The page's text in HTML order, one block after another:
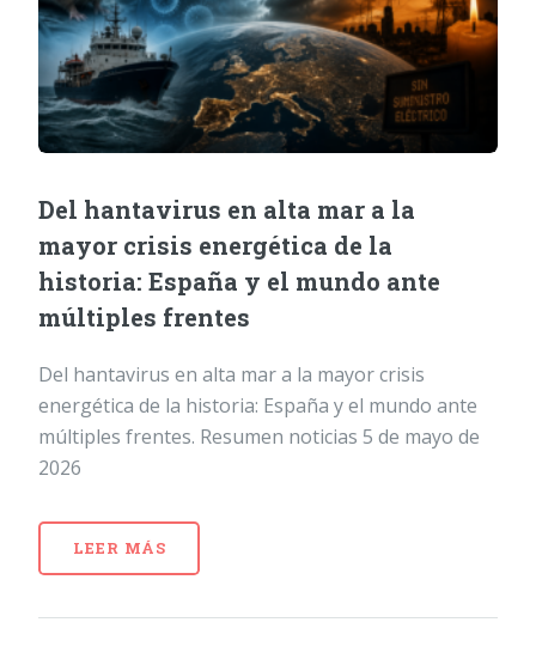
Del hantavirus en alta mar a la
mayor crisis energética de la
historia: España y el mundo ante
múltiples frentes
Del hantavirus en alta mar a la mayor crisis
energética de la historia: España y el mundo ante
múltiples frentes. Resumen noticias 5 de mayo de
2026
LEER MÁS